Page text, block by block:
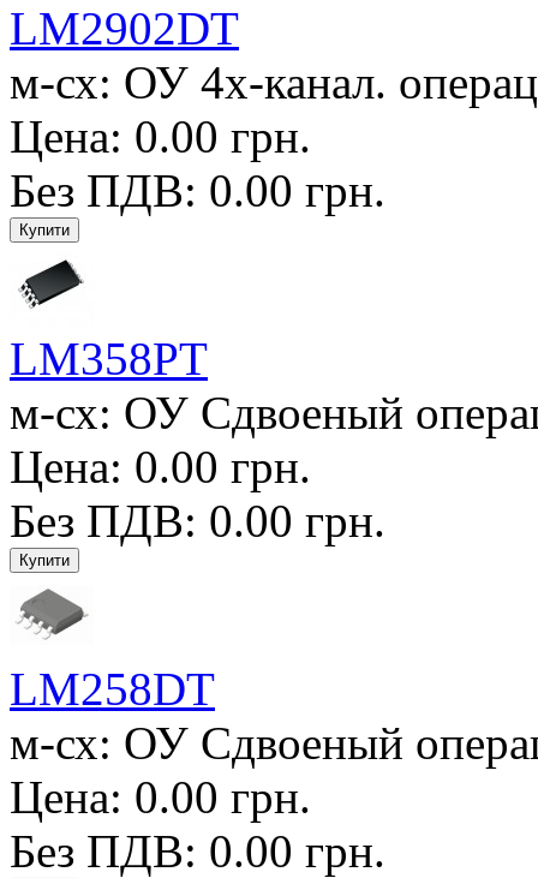
LM2902DT
м-сх: ОУ 4х-канал.
Цена: 0.00 грн.
Без ПДВ: 0.00 грн.
LM358PT
м-сх: ОУ Сдвоеный
Цена: 0.00 грн.
Без ПДВ: 0.00 грн.
LM258DT
м-сх: ОУ Сдвоеный
Цена: 0.00 грн.
Без ПДВ: 0.00 грн.